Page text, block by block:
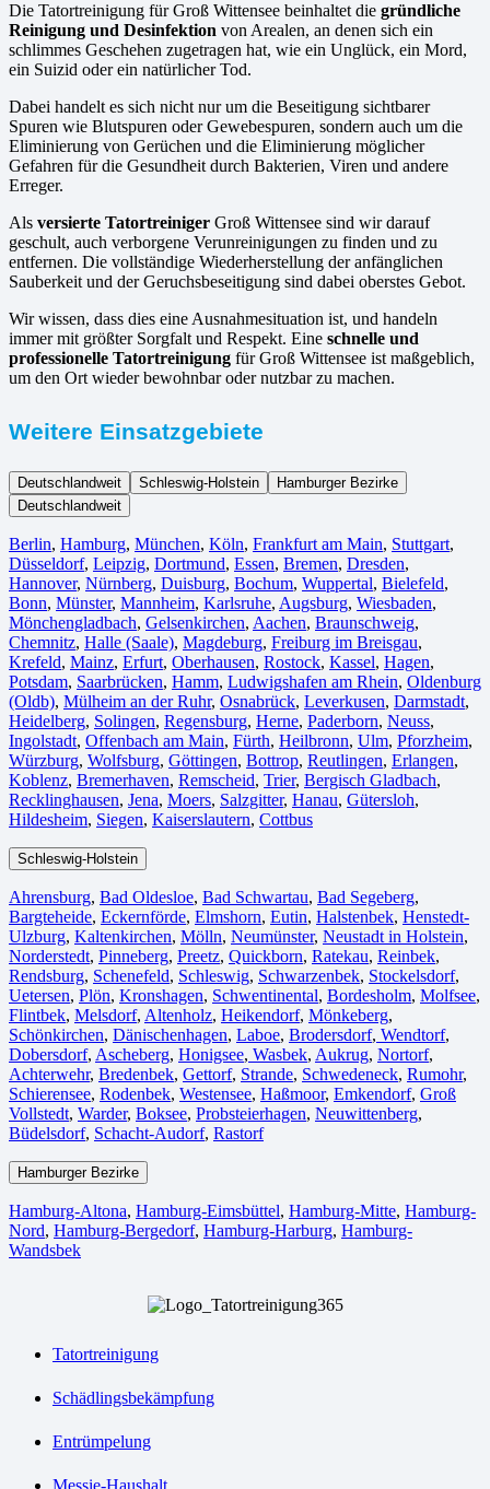
Die Tatortreinigung für Groß Wittensee beinhaltet die gründliche
Reinigung und Desinfektion von Arealen, an denen sich ein
schlimmes Geschehen zugetragen hat, wie ein Unglück, ein Mord,
ein Suizid oder ein natürlicher Tod.
Dabei handelt es sich nicht nur um die Beseitigung sichtbarer
Spuren wie Blutspuren oder Gewebespuren, sondern auch um die
Eliminierung von Gerüchen und die Eliminierung möglicher
Gefahren für die Gesundheit durch Bakterien, Viren und andere
Erreger.
Als versierte Tatortreiniger Groß Wittensee sind wir darauf
geschult, auch verborgene Verunreinigungen zu finden und zu
entfernen. Die vollständige Wiederherstellung der anfänglichen
Sauberkeit und der Geruchsbeseitigung sind dabei oberstes Gebot.
Wir wissen, dass dies eine Ausnahmesituation ist, und handeln
immer mit größter Sorgfalt und Respekt. Eine schnelle und
professionelle Tatortreinigung für Groß Wittensee ist maßgeblich,
um den Ort wieder bewohnbar oder nutzbar zu machen.
Weitere Einsatzgebiete
Deutschlandweit Schleswig-Holstein
Hamburger Bezirke
Deutschlandweit
Berlin⁠, Hamburg, München, Köln⁠, Frankfurt am Main, Stuttgart,
Düsseldorf, Leipzig, Dortmund, Essen, Bremen, Dresden,
Hannover, Nürnberg, Duisburg⁠, Bochum, Wuppertal⁠, Bielefeld⁠,
Bonn⁠, Münster⁠, Mannheim, Karlsruhe, Augsburg, Wiesbaden⁠,
Mönchengladbach⁠, Gelsenkirchen⁠, Aachen⁠, Braunschweig,
Chemnitz⁠, Halle (Saale)⁠, Magdeburg, Freiburg im Breisgau⁠,
Krefeld⁠, Mainz⁠, Erfurt, Oberhausen⁠, Rostock⁠, Kassel⁠, Hagen,
Potsdam, Saarbrücken⁠, Hamm, Ludwigshafen am Rhein⁠, Oldenburg
(Oldb), Mülheim an der Ruhr, Osnabrück⁠, Leverkusen, Darmstadt⁠,
Heidelberg, Solingen, Regensburg, Herne⁠, Paderborn, Neuss,
Ingolstadt, Offenbach am Main, Fürth⁠, Heilbronn, Ulm⁠, Pforzheim,
Würzburg, Wolfsburg⁠, Göttingen, Bottrop, Reutlingen, Erlangen⁠,
Koblenz, Bremerhaven⁠, Remscheid, Trier⁠, Bergisch Gladbach,
Recklinghausen, Jena⁠, Moers⁠, Salzgitter⁠, Hanau, Gütersloh,
Hildesheim⁠, Siegen⁠, Kaiserslautern⁠, Cottbus⁠
Schleswig-Holstein
Ahrensburg, Bad Oldesloe, Bad Schwartau, Bad Segeberg,
Bargteheide, Eckernförde, Elmshorn, Eutin, Halstenbek, Henstedt-
Ulzburg, Kaltenkirchen, Mölln, Neumünster, Neustadt in Holstein,
Norderstedt, Pinneberg, Preetz, Quickborn, Ratekau, Reinbek,
Rendsburg, Schenefeld, Schleswig, Schwarzenbek, Stockelsdorf,
Uetersen, Plön, Kronshagen, Schwentinental, Bordesholm, Molfsee,
Flintbek, Melsdorf, Altenholz, Heikendorf, Mönkeberg,
Schönkirchen, Dänischenhagen, Laboe, Brodersdorf, Wendtorf,
Dobersdorf, Ascheberg, Honigsee, Wasbek, Aukrug, Nortorf,
Achterwehr, Bredenbek, Gettorf, Strande, Schwedeneck, Rumohr,
Schierensee, Rodenbek, Westensee, Haßmoor, Emkendorf, Groß
Vollstedt, Warder, Boksee, Probsteierhagen, Neuwittenberg,
Büdelsdorf, Schacht-Audorf, Rastorf
Hamburger Bezirke
Hamburg-Altona, Hamburg-Eimsbüttel, Hamburg-Mitte, Hamburg-
Nord, Hamburg-Bergedorf, Hamburg-Harburg, Hamburg-
Wandsbek
Tatortreinigung
Schädlingsbekämpfung
Entrümpelung
Messie-Haushalt